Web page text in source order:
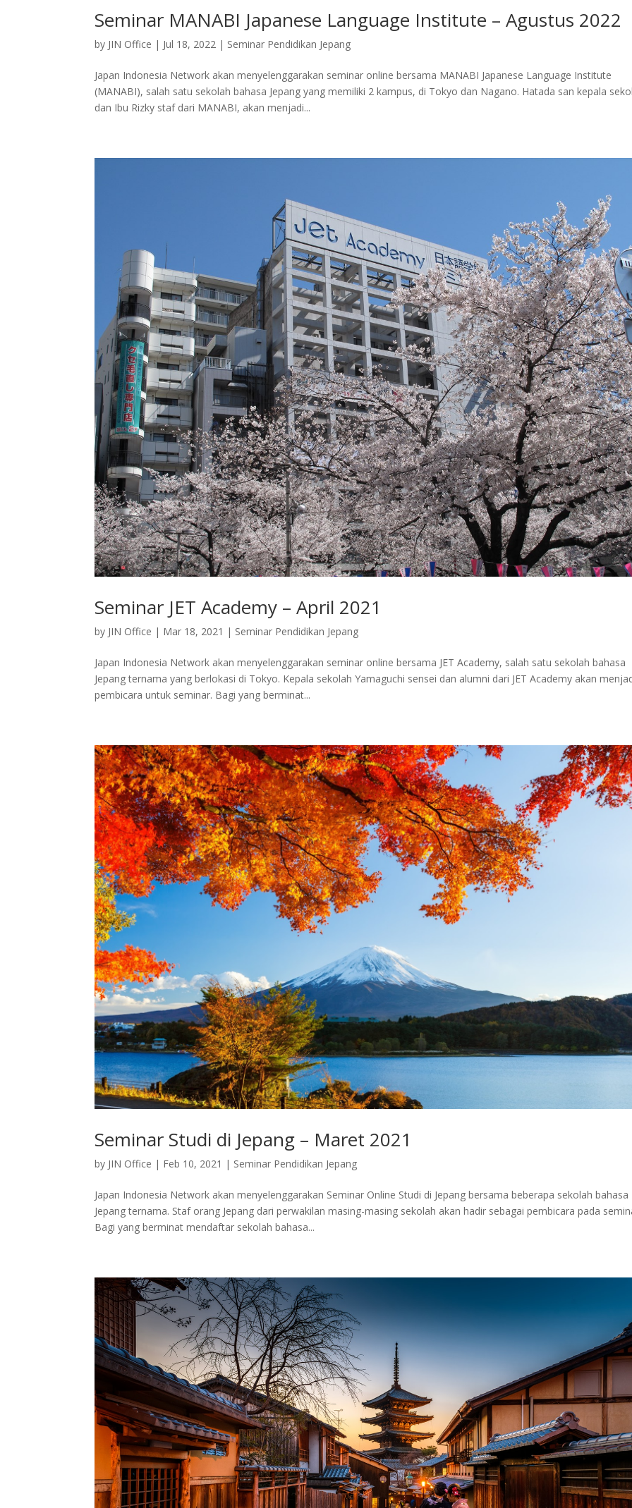
Seminar MANABI Japanese Language Institute – Agustus 2022
by JIN Office | Jul 18, 2022 | Seminar Pendidikan Jepang
Japan Indonesia Network akan menyelenggarakan seminar online bersama MANABI Japanese Language Institute
(MANABI), salah satu sekolah bahasa Jepang yang memiliki 2 kampus, di Tokyo dan Nagano. Hatada san kepala
dan Ibu Rizky staf dari MANABI, akan menjadi...
Seminar JET Academy – April 2021
by JIN Office | Mar 18, 2021 | Seminar Pendidikan Jepang
Japan Indonesia Network akan menyelenggarakan seminar online bersama JET Academy, salah satu sekolah bahasa
Jepang ternama yang berlokasi di Tokyo. Kepala sekolah Yamaguchi sensei dan alumni dari JET Academy akan
pembicara untuk seminar. Bagi yang berminat...
Seminar Studi di Jepang – Maret 2021
by JIN Office | Feb 10, 2021 | Seminar Pendidikan Jepang
Japan Indonesia Network akan menyelenggarakan Seminar Online Studi di Jepang bersama beberapa sekolah bahasa
Jepang ternama. Staf orang Jepang dari perwakilan masing-masing sekolah akan hadir sebagai pembicara pada
Bagi yang berminat mendaftar sekolah bahasa...